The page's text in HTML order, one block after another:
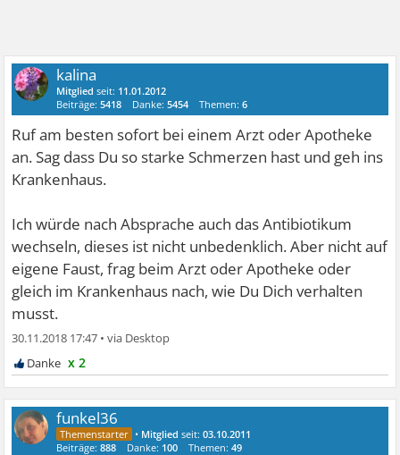
kalina
Mitglied seit: 11.01.2012
Beiträge:5418 Danke:5454 Themen:6
Ruf am besten sofort bei einem Arzt oder Apotheke
an. Sag dass Du so starke Schmerzen hast und geh ins
Krankenhaus.
Ich würde nach Absprache auch das Antibiotikum
wechseln, dieses ist nicht unbedenklich. Aber nicht auf
eigene Faust, frag beim Arzt oder Apotheke oder
gleich im Krankenhaus nach, wie Du Dich verhalten
musst.
30.11.2018 17:47 •
x 2
funkel36
• Mitglied seit:03.10.2011
Beiträge:888 Danke: 100 Themen:49